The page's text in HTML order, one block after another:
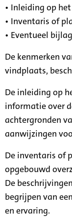
• Inleiding op
• Inventaris of
• Eventueel
De kenmerken
vindplaats,
De inleiding op
informatie over
achtergronden
aanwijzingen
De inventaris of
opgebouwd
De
begrijpen van
en ervaring.